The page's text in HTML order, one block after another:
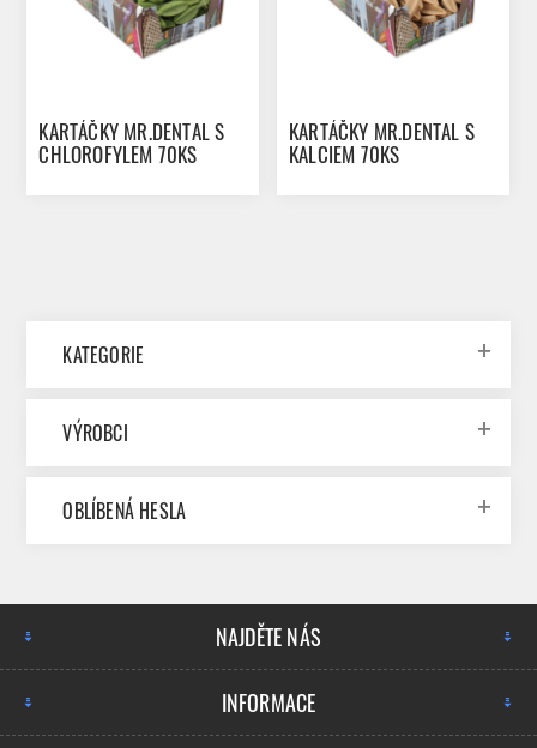
KARTÁČKY MR.DENTAL S
CHLOROFYLEM 70KS
KARTÁČKY MR.DENTAL S
KALCIEM 70KS
KATEGORIE
VÝROBCI
OBLÍBENÁ HESLA
NAJDĚTE NÁS
INFORMACE